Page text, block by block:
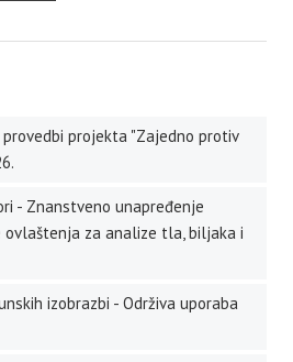
projekta "Zajedno protiv
- Znanstveno unapređenje
za analize tla, biljaka i
izobrazbi - Održiva uporaba